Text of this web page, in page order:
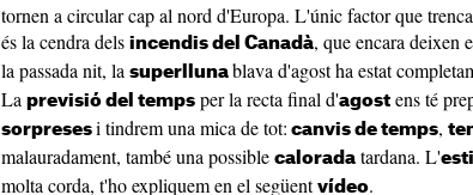
tornen a circular cap al nord d'Europa. L'únic factor que
és la cendra dels incendis del Canadà, que encara deixen
la passada nit, la superlluna blava d'agost ha estat
La previsió del temps per la recta final d'agost ens té
sorpreses i tindrem una mica de tot: canvis de temps,
malauradament, també una possible calorada tardana. L'
molta corda, t'ho expliquem en el següent vídeo.